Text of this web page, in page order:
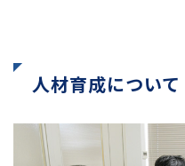
人材育成について